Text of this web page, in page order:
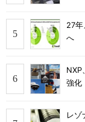
27
へ
強化
レゾ